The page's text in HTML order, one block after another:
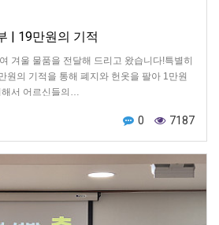
| 19만원의 기적
겨울 물품을 전달해 드리고 왔습니다!특별히
원의 기적을 통해 폐지와 헌옷을 팔아 1만원
서 어르신들의…
0 7187